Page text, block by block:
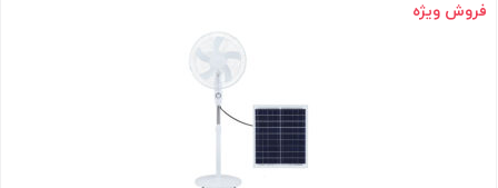
فروش ویژه